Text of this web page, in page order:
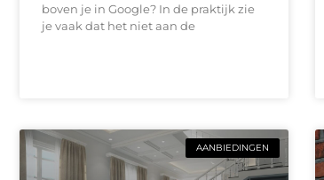
boven je in Google? In de praktijk zie
je vaak dat het niet aan de
AANBIEDINGEN